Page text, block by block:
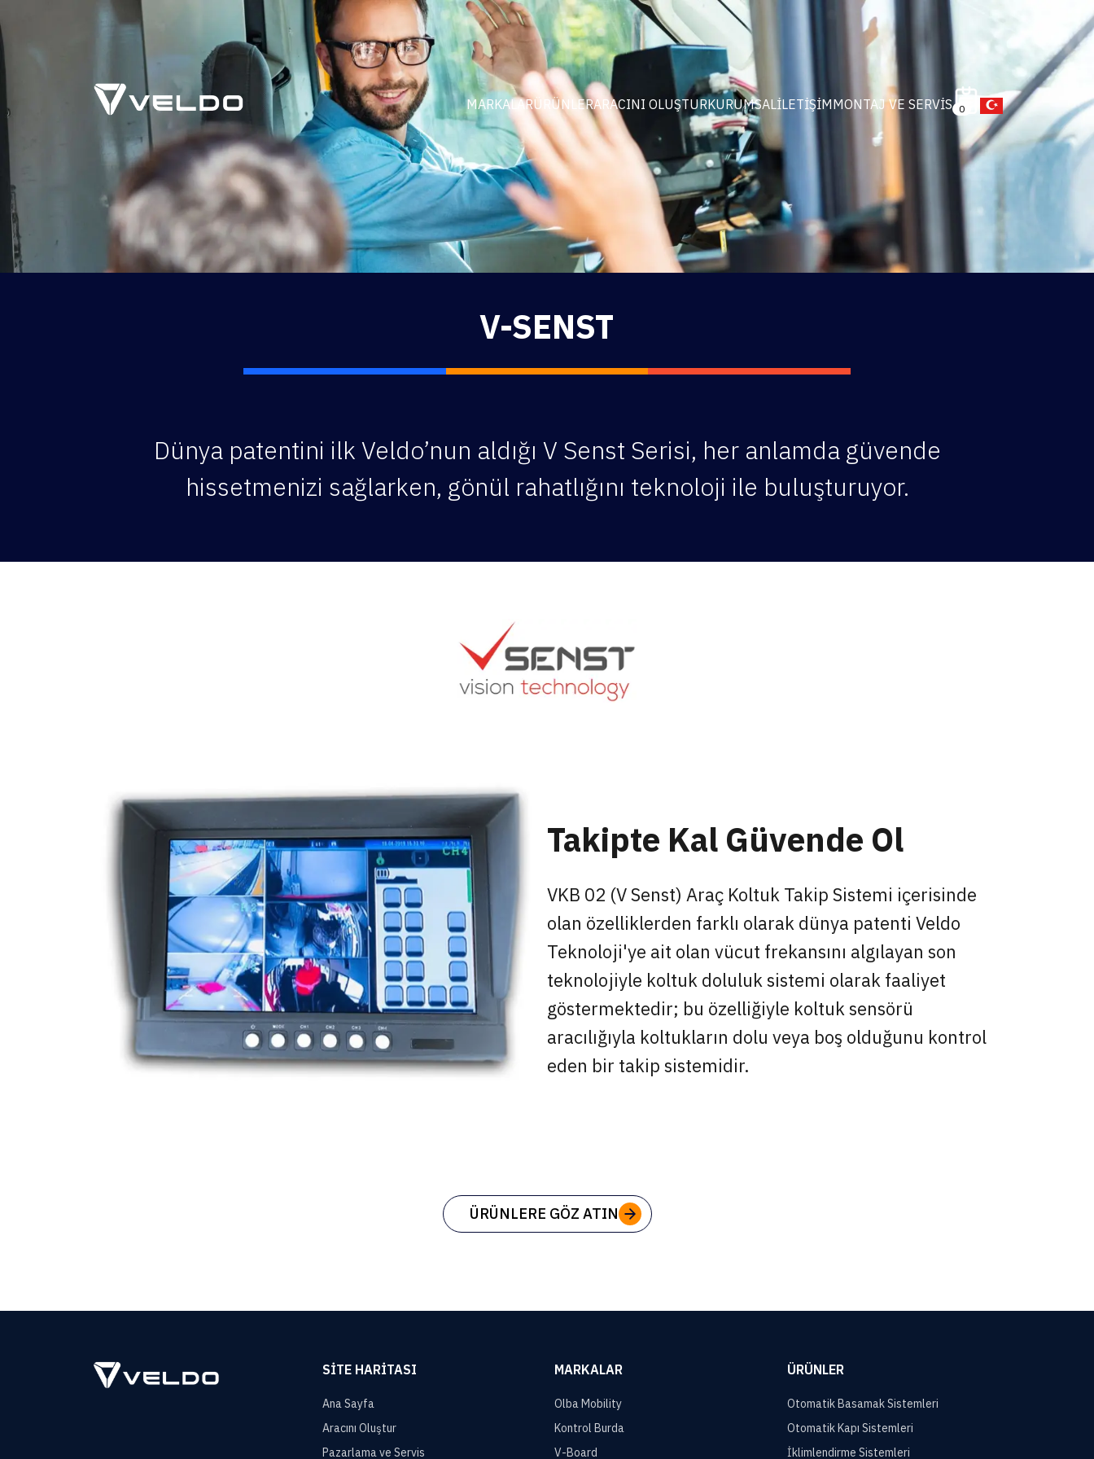
MARKALARÜRÜNLERARACINI OLUŞTURKURUMSALİLETIŞIMMONTAJ VE SERVIS 0
V-SENST
Dünya patentini ilk Veldo’nun aldığı V Senst Serisi, her anlamda güvende
hissetmenizi sağlarken, gönül rahatlığını teknoloji ile buluşturuyor.
Takipte Kal Güvende Ol
VKB 02 (V Senst) Araç Koltuk Takip Sistemi içerisinde
olan özelliklerden farklı olarak dünya patenti Veldo
Teknoloji'ye ait olan vücut frekansını algılayan son
teknolojiyle koltuk doluluk sistemi olarak faaliyet
göstermektedir; bu özelliğiyle koltuk sensörü
aracılığıyla koltukların dolu veya boş olduğunu kontrol
eden bir takip sistemidir.
ÜRÜNLERE GÖZ ATIN
SITE HARITASI
Ana Sayfa
Aracını Oluştur
Pazarlama ve Servis
MARKALAR
Olba Mobility
Kontrol Burda
V-Board
ÜRÜNLER
Otomatik Basamak Sistemleri
Otomatik Kapı Sistemleri
İklimlendirme Sistemleri